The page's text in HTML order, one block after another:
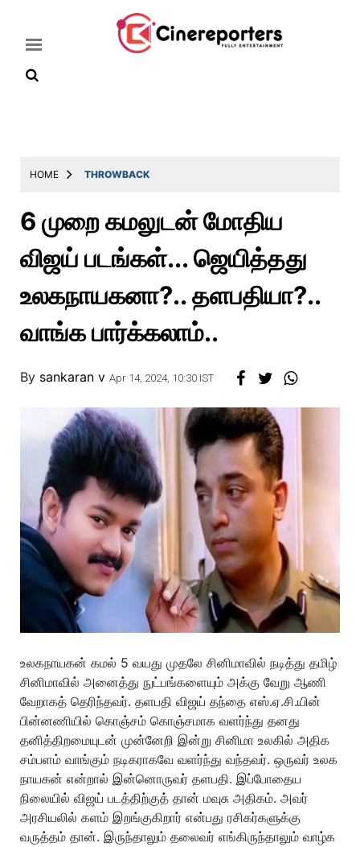
Latest
Throwback
Television
Story
HOME THROWBACK
6 முறை கமலுடன் மோதிய
விஜய் படங்கள்... ஜெயித்தது
உலகநாயகனா?.. தளபதியா?..
வாங்க பார்க்கலாம்..
By sankaran v Apr 14, 2024, 10:30 IST
உலகநாயகன் கமல் 5 வயது முதலே சினிமாவில் நடித்து தமிழ்
சினிமாவில் அனைத்து நுட்பங்களையும் அக்கு வேறு ஆணி
வேறாகத் தெரிந்தவர். தளபதி விஜய் தந்தை எஸ்.ஏ.சி.யின்
பின்னணியில் கொஞ்சம் கொஞ்சமாக வளர்ந்து தனது
தனித்திறமையுடன் முன்னேறி இன்று சினிமா உலகில் அதிக
சம்பளம் வாங்கும் நடிகராகவே வளர்ந்து வந்தவர். ஒருவர் உலக
நாயகன் என்றால் இன்னொருவர் தளபதி. இப்போதைய
நிலையில் விஜய் படத்திற்குத் தான் மவுசு அதிகம். அவர்
அரசியலில் களம் இறங்குகிறார் என்பது ரசிகர்களுக்கு
வருத்தம் தான். இருந்தாலும் தலைவர் எங்கிருந்தாலும் வாழ்க